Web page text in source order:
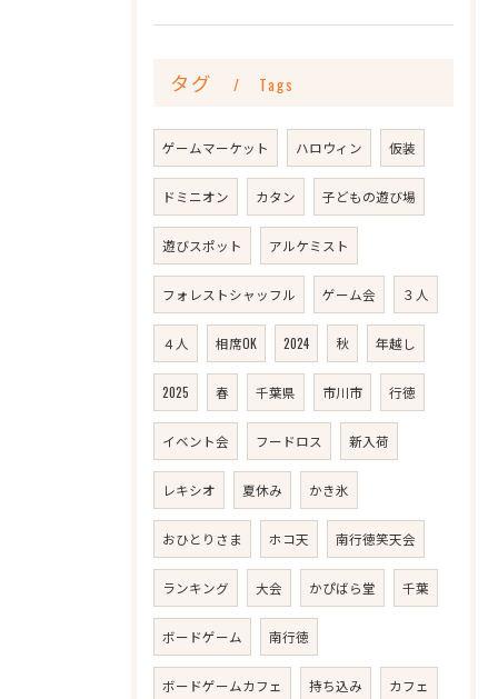
タグ Tags
ゲームマーケット ハロウィン 仮装
ドミニオン カタン 子どもの遊び場
遊びスポット アルケミスト
フォレストシャッフル ゲーム会 ３人
４人 相席OK 2024 秋 年越し
2025 春 千葉県 市川市 行徳
イベント会 フードロス 新入荷
レキシオ 夏休み かき氷
おひとりさま ホコ天 南行徳笑天会
ランキング 大会 かぴばら堂 千葉
ボードゲーム 南行徳
ボードゲームカフェ 持ち込み カフェ